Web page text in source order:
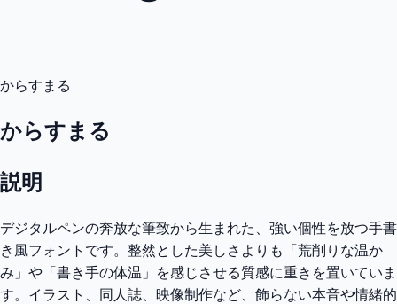
からすまる
からすまる
説明
デジタルペンの奔放な筆致から生まれた、強い個性を放つ手書
き風フォントです。整然とした美しさよりも「荒削りな温か
み」や「書き手の体温」を感じさせる質感に重きを置いていま
す。イラスト、同人誌、映像制作など、飾らない本音や情緒的